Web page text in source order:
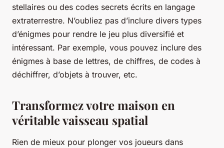
stellaires ou des codes secrets écrits en langage
extraterrestre. N’oubliez pas d’inclure divers types
d’énigmes pour rendre le jeu plus diversifié et
intéressant. Par exemple, vous pouvez inclure des
énigmes à base de lettres, de chiffres, de codes à
déchiffrer, d’objets à trouver, etc.
Transformez votre maison en
véritable vaisseau spatial
Rien de mieux pour plonger vos joueurs dans